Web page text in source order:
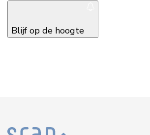
Blijf op de hoogte